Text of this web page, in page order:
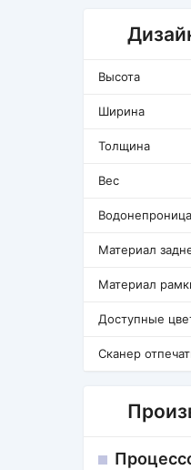
Высота
Ширина
Толщина
Вес
Материал
Материал
Доступные
Сканер